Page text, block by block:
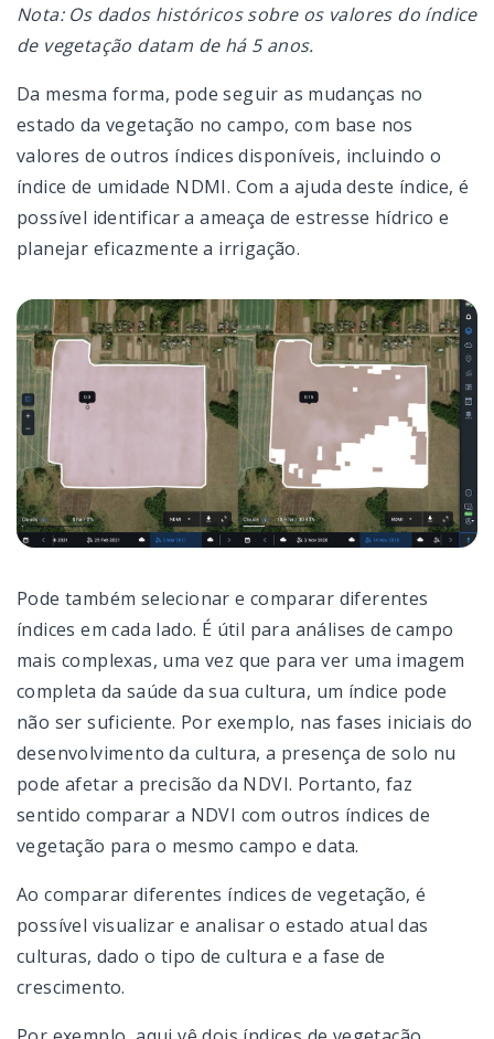
Nota: Os dados históricos sobre os valores do índice
de vegetação datam de há 5 anos.
Da mesma forma, pode seguir as mudanças no
estado da vegetação no campo, com base nos
valores de outros índices disponíveis, incluindo o
índice de umidade NDMI. Com a ajuda deste índice, é
possível identificar a ameaça de estresse hídrico e
planejar eficazmente a irrigação.
Pode também selecionar e comparar diferentes
índices em cada lado. É útil para análises de campo
mais complexas, uma vez que para ver uma imagem
completa da saúde da sua cultura, um índice pode
não ser suficiente. Por exemplo, nas fases iniciais do
desenvolvimento da cultura, a presença de solo nu
pode afetar a precisão da NDVI. Portanto, faz
sentido comparar a NDVI com outros índices de
vegetação para o mesmo campo e data.
Ao comparar diferentes índices de vegetação, é
possível visualizar e analisar o estado atual das
culturas, dado o tipo de cultura e a fase de
crescimento.